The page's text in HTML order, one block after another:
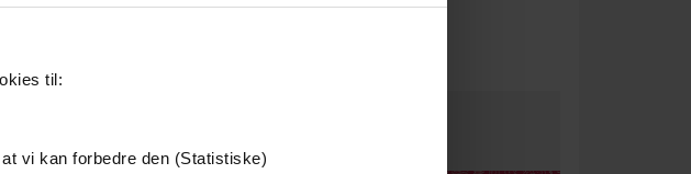
til:
vi kan forbedre den (Statistiske)